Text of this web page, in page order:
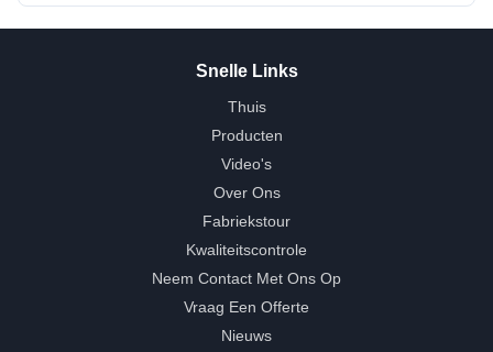
Snelle Links
Thuis
Producten
Video's
Over Ons
Fabriekstour
Kwaliteitscontrole
Neem Contact Met Ons Op
Vraag Een Offerte
Nieuws